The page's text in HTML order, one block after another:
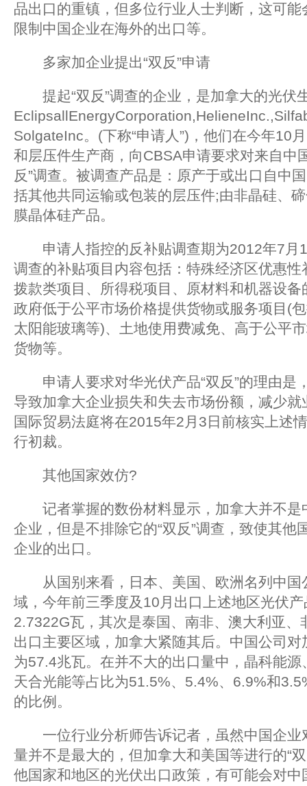
品出口的重镇，但多位行业人士判断，这可
限制中国企业在海外的出口等。
多家加企业提出“双反”申请
提起“双反”调查的企业，是加拿大的光伏
SolgateInc。(下称“申请人”)，他们在今年10
和层压件生产商，向CBSA申请要求对来自中
反”调查。被调查产品是：原产于或出口自中
括其他共同运输或包装的层压件;由非晶硅、
膜晶体硅产品。
申请人指控的反补贴调查期为2012年7月1
调查的补贴项目内容包括：特殊经济区优惠
拨款类项目、所得税项目、原材料和机器设
政府低于公平市场价格提供货物或服务项目(
太阳能玻璃等)、土地使用费减免、高于公平
货物等。
申请人要求对华光伏产品“双反”的理由是
导致加拿大企业损失和失去市场份额，减少
国际贸易法庭将在2015年2月3日前核实上述
行初裁。
其他国家效仿?
记者掌握的数份材料显示，加拿大并不是
企业，但是不排除它的“双反”调查，致使其他
企业的出口。
从国别来看，日本、美国、欧洲名列中国
域，今年前三季度及10月出口上述地区光伏
2.7322G瓦，其次是泰国、南非、澳大利亚、
出口主要区域，加拿大紧随其后。中国公司
为57.4兆瓦。在并不大的出口量中，晶科能
天合光能等占比为51.5%、5.4%、6.9%和
的比例。
一位行业分析师告诉记者，虽然中国企业
量并不是最大的，但加拿大和美国等进行的“
他国家和地区的光伏出口政策，有可能会对